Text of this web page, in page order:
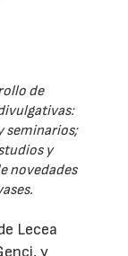
de
seminarios;
y
novedades
Lecea
y